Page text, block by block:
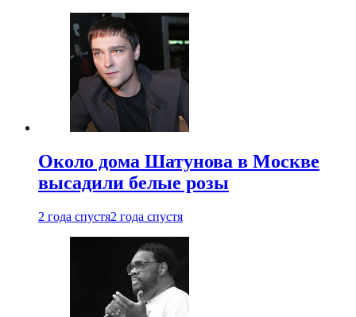
Около дома Шатунова в Москве
высадили белые розы
2 года спустя2 года спустя